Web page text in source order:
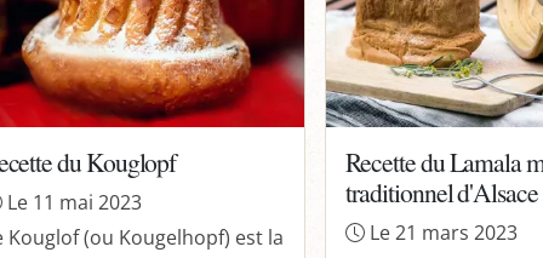
du Kouglopf
Le 11 mai 2023
Kouglof (ou Kougelhopf) est la
Recette du Lamala
traditionnel d'Alsace
Le 21 mars 2023